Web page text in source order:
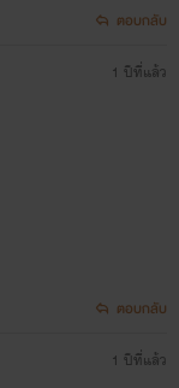
ตอบกลับ
1 ปีที่แล้ว
ตอบกลับ
1 ปีที่แล้ว